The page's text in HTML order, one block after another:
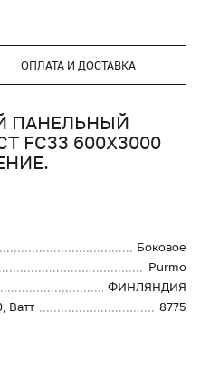
ОПЛАТА И ДОСТАВКА
ПАНЕЛЬНЫЙ
FC33 600X3000
Боковое
Purmo
ФИНЛЯНДИЯ
Ватт
8775